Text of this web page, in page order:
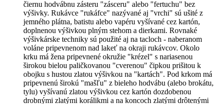
čiernu hodvábnu zásteru "zásceru" alebo "fertuchu" bez
výšivky. Rukávce "rukáfce" nazývané aj "vrchi" sú ušité z
jemného plátna, batistu alebo vapéru vyšívané cez kartón,
doplnenou výšivkou plným stehom a dierkami. Rovnaké
výšivkárske techniky sú použité aj na tacloch - naberanom
voláne pripevnenom nad lakeť na okraji rukávcov. Okolo
krku má žena pripevnené okružie "krézel" s nariasenou
širokou bielou paličkovanou "cverenou" čipkou prišitou k
obojku s hustou zlatou výšivkou na "kartách". Pod krkom má
pripevnenú širokú "mašľu" z bieleho hodvábu (alebo brokátu,
tylu) vyšívanú zlatou výšivkou cez kartón dozdobenou
drobnými zlatými korálikmi a na koncoch zlatými drôtenými